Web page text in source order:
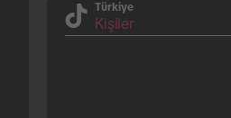
Türkiye
Kişiler